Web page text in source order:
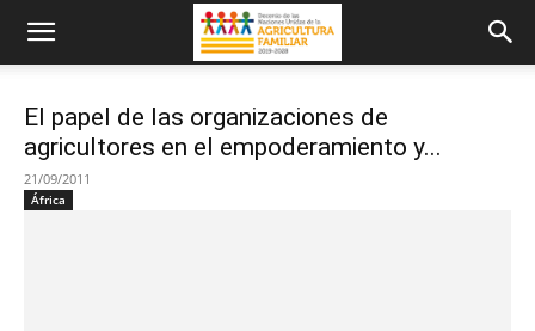
El papel de las organizaciones de
agricultores en el empoderamiento y...
21/09/2011
África